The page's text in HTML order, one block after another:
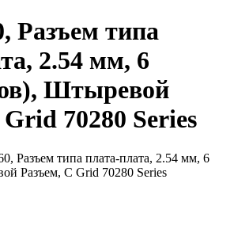
Разъем типа
2.54 мм, 6
Штыревой
70280 Series